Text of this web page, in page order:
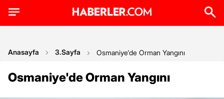
Anasayfa 3.Sayfa Osmaniye'de Orman Yangını
Osmaniye'de Orman Yangını